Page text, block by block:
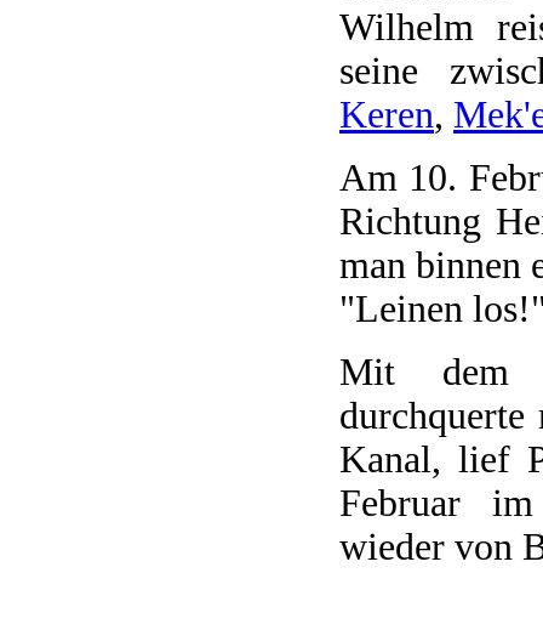
Wilhelm
seine
Keren,
Am 10.
Richtung
man binnen
"Leinen
Mit dem
durchquerte
Kanal, lief
Februar
wieder von